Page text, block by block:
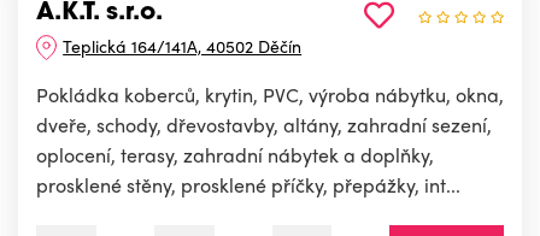
A.K.T. s.r.o.
Teplická 164/141A, 40502 Děčín
Pokládka koberců, krytin, PVC, výroba nábytku, okna,
dveře, schody, dřevostavby, altány, zahradní sezení,
oplocení, terasy, zahradní nábytek a doplňky,
prosklené stěny, prosklené příčky, přepážky, int...